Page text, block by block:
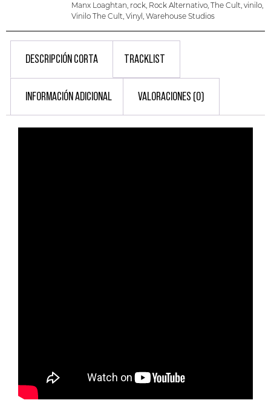
Manx Loaghtan, rock, Rock Alternativo, The Cult, vinilo,
Vinilo The Cult, Vinyl, Warehouse Studios
DESCRIPCIÓN CORTA TRACKLIST
INFORMACIÓN ADICIONAL VALORACIONES (0)